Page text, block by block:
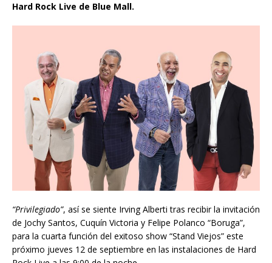
Hard Rock Live de Blue Mall.
“Privilegiado”, así se siente Irving Alberti tras recibir la invitación
de Jochy Santos, Cuquín Victoria y Felipe Polanco “Boruga”,
para la cuarta función del exitoso show “Stand Viejos” este
próximo jueves 12 de septiembre en las instalaciones de Hard